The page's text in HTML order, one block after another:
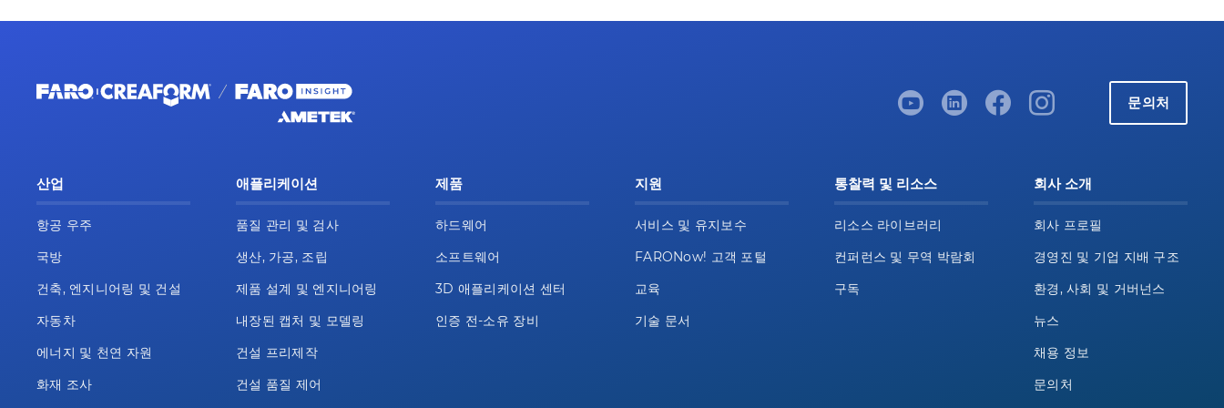
문의처
산업
항공 우주
국방
건축, 엔지니어링 및 건설
자동차
에너지 및 천연 자원
화재 조사
애플리케이션
품질 관리 및 검사
생산, 가공, 조립
제품 설계 및 엔지니어링
내장된 캡처 및 모델링
건설 프리제작
건설 품질 제어
제품
하드웨어
소프트웨어
3D 애플리케이션 센터
인증 전-소유 장비
지원
서비스 및 유지보수
FARONow! 고객 포털
교육
기술 문서
통찰력 및 리소스
리소스 라이브러리
컨퍼런스 및 무역 박람회
구독
회사 소개
회사 프로필
경영진 및 기업 지배 구조
환경, 사회 및 거버넌스
뉴스
채용 정보
문의처